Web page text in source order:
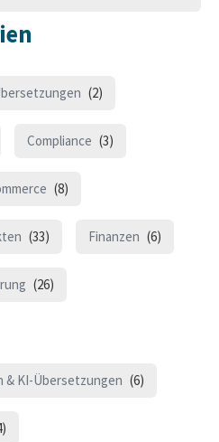
(2)
Compliance (3)
(8)
(33) Finanzen (6)
(26)
& KI-Übersetzungen (6)